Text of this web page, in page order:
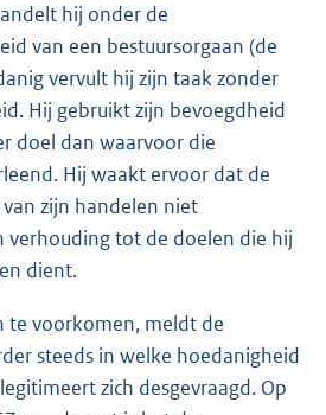
hij onder de
van een bestuursorgaan (de
vervult hij zijn taak zonder
Hij gebruikt zijn bevoegdheid
doel dan waarvoor die
Hij waakt ervoor dat de
zijn handelen niet
verhouding tot de doelen die hij
dient.
te voorkomen, meldt de
steeds in welke hoedanigheid
zich desgevraagd. Op